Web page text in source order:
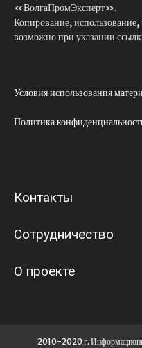
«ВолгаПромЭксперт».
Копирование,
возможно при указании
Условия использования
Политика
Контакты
Сотрудничество
О проекте
2010-2020 г.